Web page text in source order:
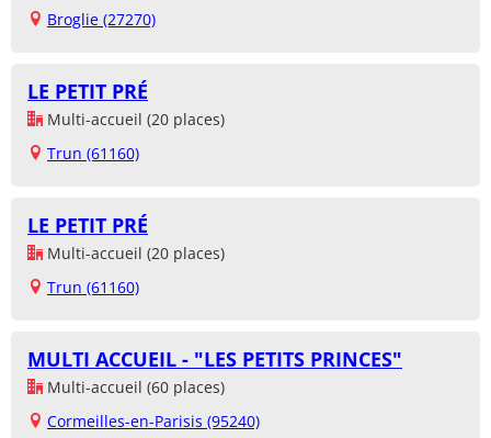
Broglie (27270)
LE PETIT PRÉ
Multi-accueil (20 places)
Trun (61160)
LE PETIT PRÉ
Multi-accueil (20 places)
Trun (61160)
MULTI ACCUEIL - "LES PETITS PRINCES"
Multi-accueil (60 places)
Cormeilles-en-Parisis (95240)